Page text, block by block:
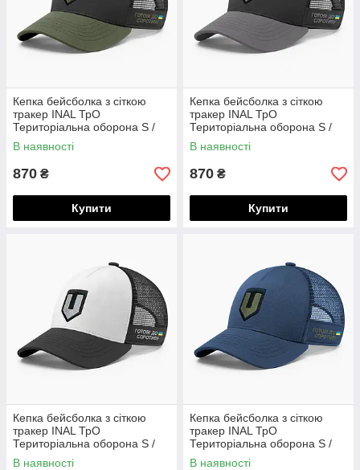
Кепка бейсболка з сіткою
тракер INAL ТрО
Територіальна оборона S /
53-54 Чорний/ Оливковий
40353
В наявності
870 ₴
Купити
Кепка бейсболка з сіткою
тракер INAL ТрО
Територіальна оборона S /
53-54 Чорний/ Сірий 40453
В наявності
870 ₴
Купити
Кепка бейсболка з сіткою
тракер INAL ТрО
Територіальна оборона S /
53-54 Чорний/ Білий 39253
В наявності
Кепка бейсболка з сіткою
тракер INAL ТрО
Територіальна оборона S /
53-54 Темно-синій 50053
В наявності